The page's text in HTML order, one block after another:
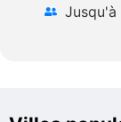
Jusqu'à